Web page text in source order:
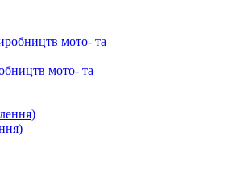
мото- та